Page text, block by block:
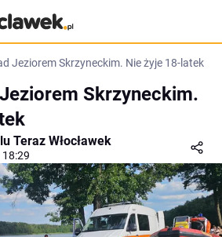
Jeziorem Skrzyneckim. Nie żyje 18-latek
Skrzyneckim.
Teraz Włocławek